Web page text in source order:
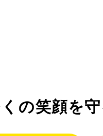
の笑顔を守